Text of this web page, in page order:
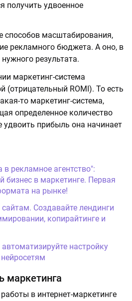
получить удвоенное
способов масштабирования,
рекламного бюджета. А оно, в
результата.
маркетинг-система
(отрицательный ROMI). То есть
то маркетинг-система,
определенное количество
удвоить прибыль она начинает
рекламное агентство":
бизнес в маркетинге. Первая
на рынке!
Создавайте лендинги
копирайтинге и
настройку
маркетинга
в интернет-маркетинге